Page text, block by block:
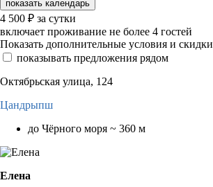
показать календарь
4 500 ₽ за сутки
включает проживание не более 4 гостей
Показать дополнительные условия и скидки
показывать предложения рядом
Октябрьская улица, 124
Цандрыпш
до Чёрного моря ~ 360 м
Елена